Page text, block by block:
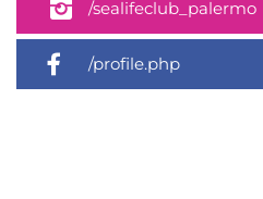
/sealifeclub_palermo
/profile.php